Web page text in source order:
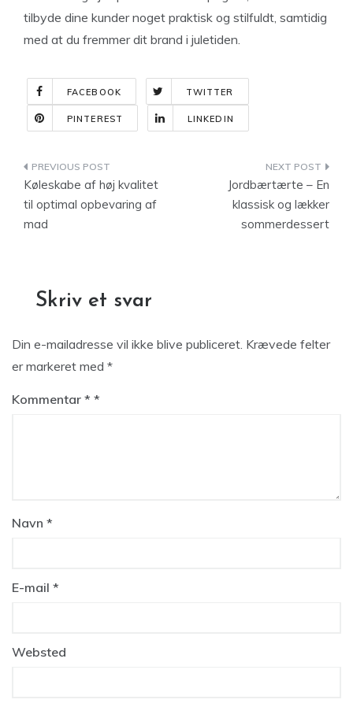
tilbyde dine kunder noget praktisk og stilfuldt, samtidig
med at du fremmer dit brand i juletiden.
FACEBOOK TWITTER
PINTEREST LINKEDIN
Indlægsnavigation
Køleskabe af høj kvalitet
til optimal opbevaring af
mad
Jordbærtærte – En
klassisk og lækker
sommerdessert
Skriv et svar
Din e-mailadresse vil ikke blive publiceret. Krævede felter
er markeret med *
Kommentar *
Navn *
E-mail *
Websted